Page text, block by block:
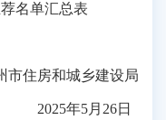
名单汇总表
市住房和城乡建设局
2025年5月 26日